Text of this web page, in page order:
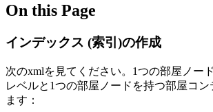
On this Page
インデックス (索引)の作成
次のxmlを見てください。1つの部屋ノー
レベルと1つの部屋ノードを持つ部屋コ
ます：